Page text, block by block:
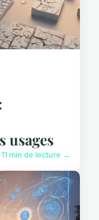
usages
11 min de lecture →